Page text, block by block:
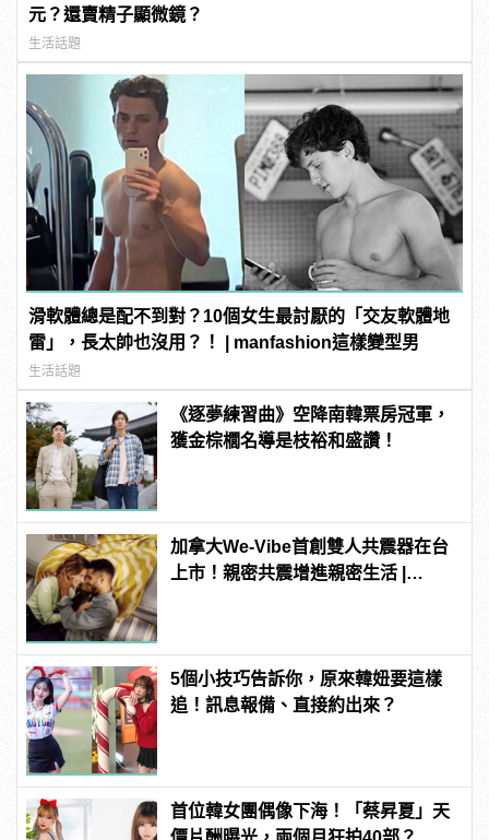
元？還賣精子顯微鏡？
生活話題
滑軟體總是配不到對？10個女生最討厭的「交友軟體地
雷」，長太帥也沒用？！ | manfashion這樣變型男
生活話題
《逐夢練習曲》空降南韓票房冠軍，
獲金棕櫚名導是枝裕和盛讚！
加拿大We-Vibe首創雙人共震器在台
上市！親密共震增進親密生活 |
5個小技巧告訴你，原來韓妞要這樣
追！訊息報備、直接約出來？
首位韓女團偶像下海！「蔡昇夏」天